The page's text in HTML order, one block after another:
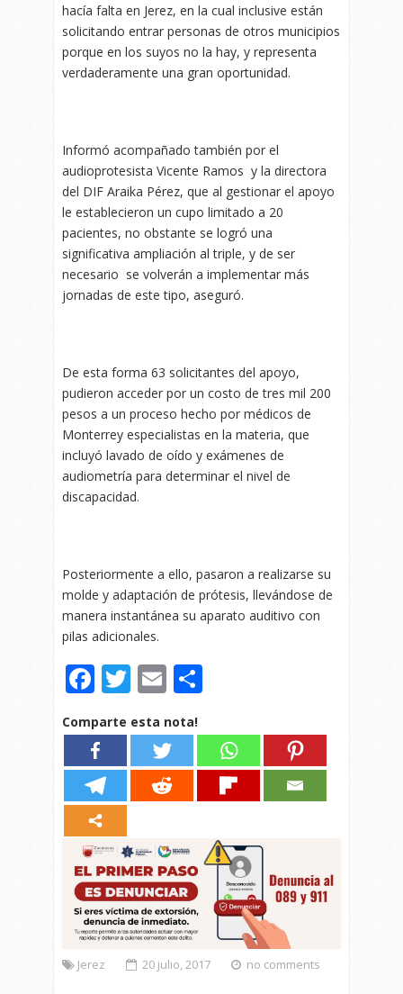
hacía falta en Jerez, en la cual inclusive están
solicitando entrar personas de otros municipios
porque en los suyos no la hay, y representa
verdaderamente una gran oportunidad.
Informó acompañado también por el
audioprotesista Vicente Ramos y la directora
del DIF Araika Pérez, que al gestionar el apoyo
le establecieron un cupo limitado a 20
pacientes, no obstante se logró una
significativa ampliación al triple, y de ser
necesario se volverán a implementar más
jornadas de este tipo, aseguró.
De esta forma 63 solicitantes del apoyo,
pudieron acceder por un costo de tres mil 200
pesos a un proceso hecho por médicos de
Monterrey especialistas en la materia, que
incluyó lavado de oído y exámenes de
audiometría para determinar el nivel de
discapacidad.
Posteriormente a ello, pasaron a realizarse su
molde y adaptación de prótesis, llevándose de
manera instantánea su aparato auditivo con
pilas adicionales.
Facebook
Twitter
Email
Comparte esta nota!
Jerez 20 julio, 2017 no comments